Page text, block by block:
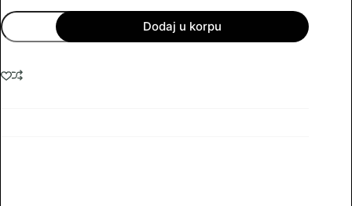
KUHALO
INOX
ALIZZ
količina
Dodaj u korpu